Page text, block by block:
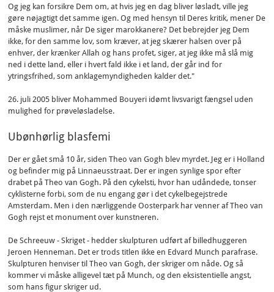
Og jeg kan forsikre Dem om, at hvis jeg en dag bliver løsladt, ville jeg
gøre nøjagtigt det samme igen. Og med hensyn til Deres kritik, mener De
måske muslimer, når De siger marokkanere? Det bebrejder jeg Dem
ikke, for den samme lov, som kræver, at jeg skærer halsen over på
enhver, der krænker Allah og hans profet, siger, at jeg ikke må slå mig
ned i dette land, eller i hvert fald ikke i et land, der går ind for
ytringsfrihed, som anklagemyndigheden kalder det."
26. juli 2005 bliver Mohammed Bouyeri idømt livsvarigt fængsel uden
mulighed for prøveløsladelse.
Ubønhørlig blasfemi
Der er gået små 10 år, siden Theo van Gogh blev myrdet. Jeg er i Holland
og befinder mig på Linnaeusstraat. Der er ingen synlige spor efter
drabet på Theo van Gogh. På den cykelsti, hvor han udåndede, tonser
cyklisterne forbi, som de nu engang gør i det cykelbegejstrede
Amsterdam. Men i den nærliggende Oosterpark har venner af Theo van
Gogh rejst et monument over kunstneren.
De Schreeuw - Skriget - hedder skulpturen udført af billedhuggeren
Jeroen Henneman. Det er trods titlen ikke en Edvard Munch parafrase.
Skulpturen henviser til Theo van Gogh, der skriger om nåde. Og så
kommer vi måske alligevel tæt på Munch, og den eksistentielle angst,
som hans figur skriger ud.